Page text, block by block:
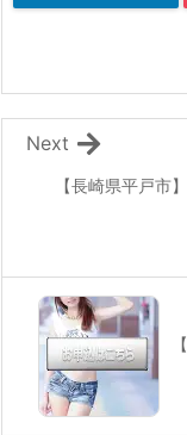
【長崎県平戸市
Next